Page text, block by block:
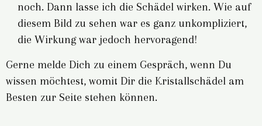
noch. Dann lasse ich die Schädel wirken. Wie auf
diesem Bild zu sehen war es ganz unkompliziert,
die Wirkung war jedoch hervoragend!
Gerne melde Dich zu einem Gespräch, wenn Du
wissen möchtest, womit Dir die Kristallschädel am
Besten zur Seite stehen können.